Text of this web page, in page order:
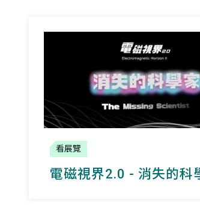
看展覽
電磁視界2.0 - 消失的科